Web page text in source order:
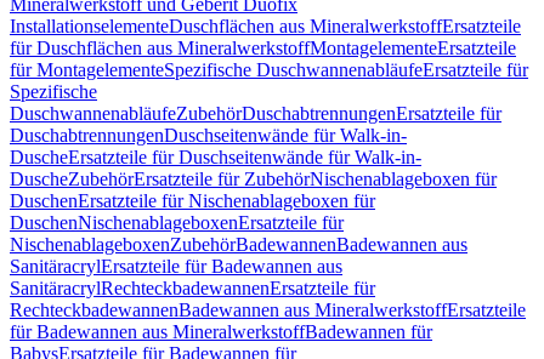
Mineralwerkstoff und Geberit Duofix
InstallationselementeDuschflächen aus MineralwerkstoffErsatzteile
für Duschflächen aus MineralwerkstoffMontagelementeErsatzteile
für MontagelementeSpezifische DuschwannenabläufeErsatzteile für
Spezifische
DuschwannenabläufeZubehörDuschabtrennungenErsatzteile für
DuschabtrennungenDuschseitenwände für Walk-in-
DuscheErsatzteile für Duschseitenwände für Walk-in-
DuscheZubehörErsatzteile für ZubehörNischenablageboxen für
DuschenErsatzteile für Nischenablageboxen für
DuschenNischenablageboxenErsatzteile für
NischenablageboxenZubehörBadewannenBadewannen aus
SanitäracrylErsatzteile für Badewannen aus
SanitäracrylRechteckbadewannenErsatzteile für
RechteckbadewannenBadewannen aus MineralwerkstoffErsatzteile
für Badewannen aus MineralwerkstoffBadewannen für
BabysErsatzteile für Badewannen für